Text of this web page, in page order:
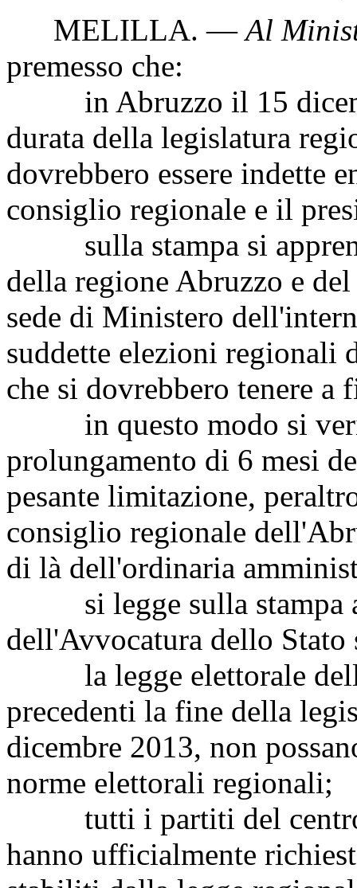
MELILLA. —Al
premesso che:
in Abruzzo il 15
durata della legislatura
dovrebbero essere indette
consiglio regionale e il
sulla stampa si
della regione Abruzzo e
sede di Ministero
suddette elezioni regionali
che si dovrebbero tenere a
in questo modo si
prolungamento di 6 mesi
pesante limitazione,
consiglio regionale
di là dell'ordinaria
si legge sulla stampa
dell'Avvocatura dello Stato
la legge elettorale
precedenti la fine della
dicembre 2013, non
norme elettorali regionali;
tutti i partiti del
hanno ufficialmente